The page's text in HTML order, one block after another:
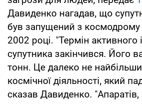
Давиденко нагадав, що
був запущений з космодрому
2002 році. "Термін активного
супутника закінчився. Його
тонн. Це далеко не
космічної діяльності, який
сказав Давиденко. "Апаратів,